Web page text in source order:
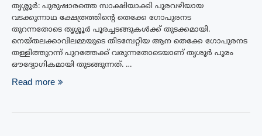
തൃശ്ശൂർ: പുരുഷാരത്തെ സാക്ഷിയാക്കി പൂരവഴിയായ
വടക്കുന്നാഥ ക്ഷേത്രത്തിന്റെ തെക്കേ ഗോപുരനട
തുറന്നതോടെ തൃശ്ശൂർ പൂരച്ചടങ്ങുകൾക്ക് തുടക്കമായി.
നെയ്‌തലക്കാവിലമ്മയുടെ തിടമ്പേറ്റിയ ആന തെക്കേ ഗോപുരനട
തള്ളിത്തുറന്ന് പുറത്തേക്ക് വരുന്നതോടെയാണ് തൃശൂർ പൂരം
ഔദ്യോഗികമായി തുടങ്ങുന്നത്. …
Read more